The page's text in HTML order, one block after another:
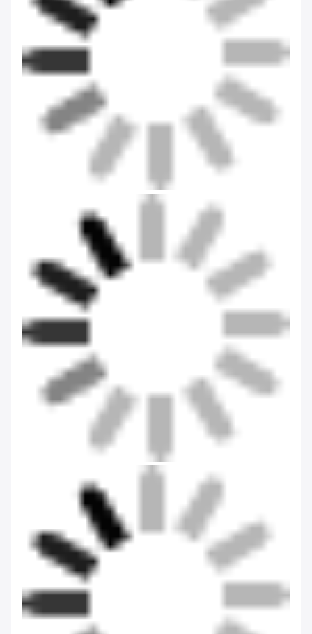
Onze fabriek
Onze werkplaats
Onze klant
Veelgestelde vragen
V1: Is Dongsheng een fabriek of handelsonderneming?